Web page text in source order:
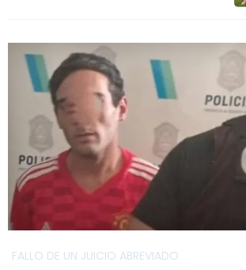
FALLO DE UN JUICIO ABREVIADO